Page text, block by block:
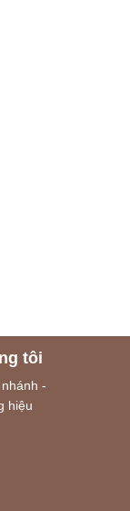
tôi
-
hiệu